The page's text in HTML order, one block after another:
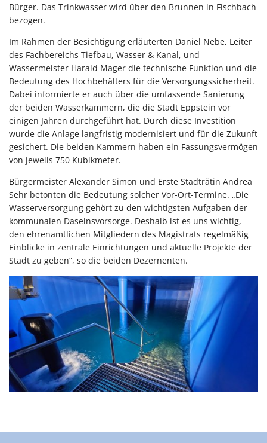
Bürger. Das Trinkwasser wird über den Brunnen in Fischbach
bezogen.
Im Rahmen der Besichtigung erläuterten Daniel Nebe, Leiter
des Fachbereichs Tiefbau, Wasser & Kanal, und
Wassermeister Harald Mager die technische Funktion und die
Bedeutung des Hochbehälters für die Versorgungssicherheit.
Dabei informierte er auch über die umfassende Sanierung
der beiden Wasserkammern, die die Stadt Eppstein vor
einigen Jahren durchgeführt hat. Durch diese Investition
wurde die Anlage langfristig modernisiert und für die Zukunft
gesichert. Die beiden Kammern haben ein Fassungsvermögen
von jeweils 750 Kubikmeter.
Bürgermeister Alexander Simon und Erste Stadträtin Andrea
Sehr betonten die Bedeutung solcher Vor-Ort-Termine. „Die
Wasserversorgung gehört zu den wichtigsten Aufgaben der
kommunalen Daseinsvorsorge. Deshalb ist es uns wichtig,
den ehrenamtlichen Mitgliedern des Magistrats regelmäßig
Einblicke in zentrale Einrichtungen und aktuelle Projekte der
Stadt zu geben“, so die beiden Dezernenten.